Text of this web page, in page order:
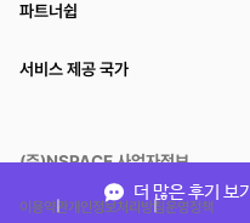
더 많은 후기 보기
파트너쉽
서비스 제공 국가
(주)NSPACE 사업자정보
이용약관개인정보처리방침운영정책